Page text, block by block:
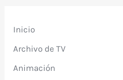
Inicio
Archivo de TV
Animación